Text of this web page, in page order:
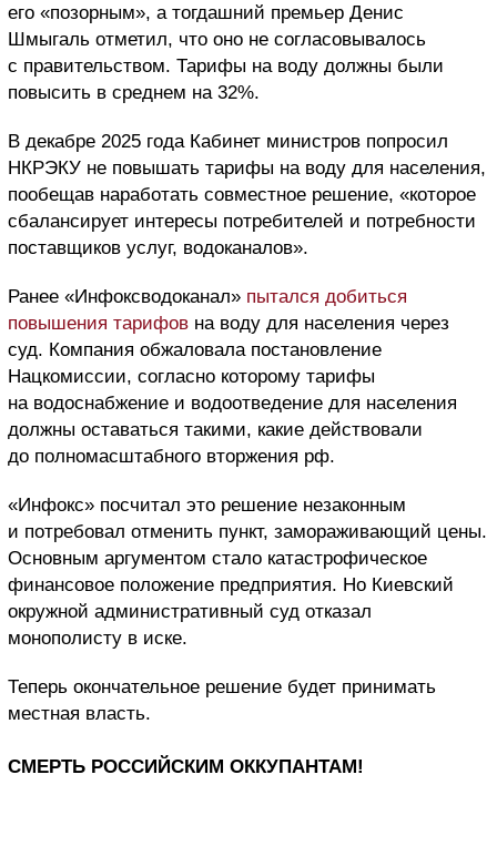
его «позорным», а тогдашний премьер Денис
Шмыгаль отметил, что оно не согласовывалось
с правительством. Тарифы на воду должны были
повысить в среднем на 32%.
В декабре 2025 года Кабинет министров попросил
НКРЭКУ не повышать тарифы на воду для населения,
пообещав наработать совместное решение, «которое
сбалансирует интересы потребителей и потребности
поставщиков услуг, водоканалов».
Ранее «Инфоксводоканал» пытался добиться
повышения тарифов на воду для населения через
суд. Компания обжаловала постановление
Нацкомиссии, согласно которому тарифы
на водоснабжение и водоотведение для населения
должны оставаться такими, какие действовали
до полномасштабного вторжения рф.
«Инфокс» посчитал это решение незаконным
и потребовал отменить пункт, замораживающий цены.
Основным аргументом стало катастрофическое
финансовое положение предприятия. Но Киевский
окружной административный суд отказал
монополисту в иске.
Теперь окончательное решение будет принимать
местная власть.
СМЕРТЬ РОССИЙСКИМ ОККУПАНТАМ!